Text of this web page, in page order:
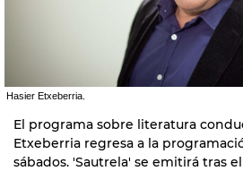
Hasier Etxeberria.
El programa sobre literatura
Etxeberria regresa a la
sábados. 'Sautrela' se emitirá tras